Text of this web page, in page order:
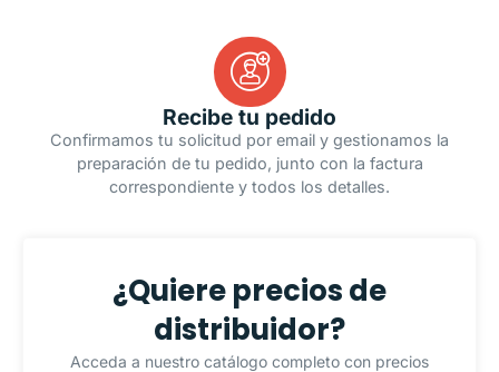
Recibe tu pedido
Confirmamos tu solicitud por email y gestionamos la
preparación de tu pedido, junto con la factura
correspondiente y todos los detalles.
¿Quiere precios de
distribuidor?
Acceda a nuestro catálogo completo con precios